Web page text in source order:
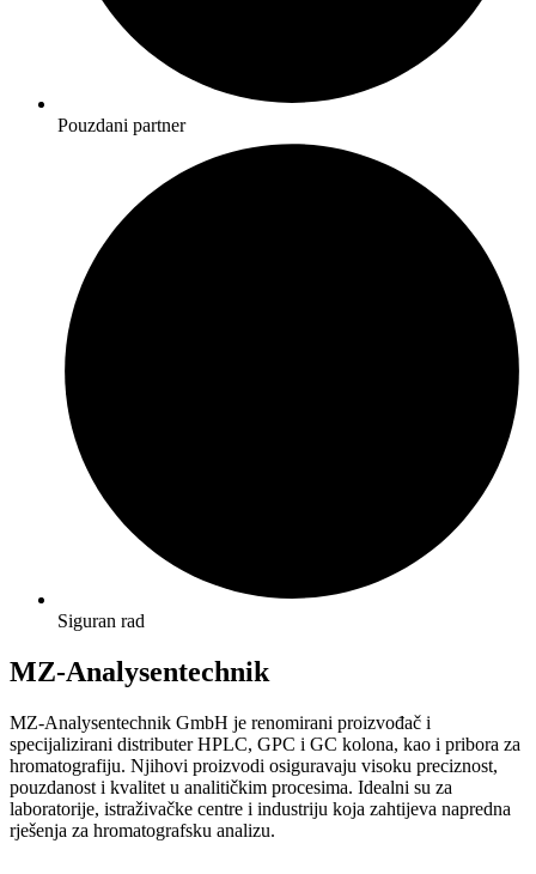
Pouzdani partner
Siguran rad
MZ-Analysentechnik
MZ-Analysentechnik GmbH je renomirani proizvođač i
specijalizirani distributer HPLC, GPC i GC kolona, kao i pribora za
hromatografiju. Njihovi proizvodi osiguravaju visoku preciznost,
pouzdanost i kvalitet u analitičkim procesima. Idealni su za
laboratorije, istraživačke centre i industriju koja zahtijeva napredna
rješenja za hromatografsku analizu.